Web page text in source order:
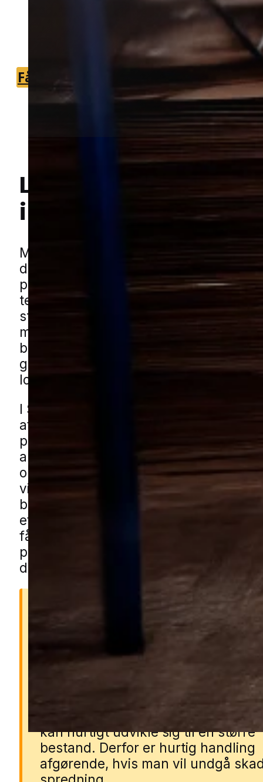
Vi forbinder dig med lokale partnere,
du hurtigt kan komme i kontakt med
relevant fagperson.
Få et tilbud
Lokal bekæmpelse
i Søndersø
Møl kan være en frustrerende
de ofte får lov at brede sig i ro og
problemet bliver opdaget. De kan
tekstiler, skabe, opbevaringsrum og
steder, hvor der er fred og stabile
mindre byer med mange parcelhuse
blandede boligområder ser man ofte,
gode betingelser i hjem med flere
lofter og ekstra opbevaring.
I Søndersø kan problemet vise sig i
af ældre boligkvarterer og nyere
parcelhusområder, hvor skabe,
andre småbygninger giver mange
opbevare ting. Carporte, haveskure
villaveje med grønne haver skaber en
boligtype, hvor tekstiler og
effekter let kan stå længe uden
få mølhjælp i Søndersø gennem vores
partnere. Udfyld formularen, så
dig med en fagperson fra
Hvorfor er møl et
fødevarer, før man opdager
Larverne lever af materialer som
kan hurtigt udvikle sig til en større
bestand. Derfor er hurtig handling
afgørende, hvis man vil undgå